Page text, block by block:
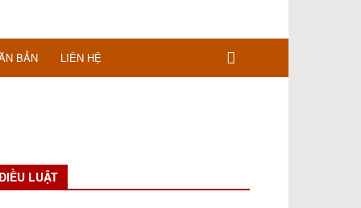
BẢN LIÊN HỆ
LUẬT